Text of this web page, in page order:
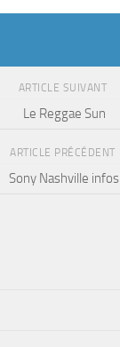
ARTICLE SUIVANT
Le Reggae Sun
ARTICLE PRÉCÉDENT
Sony Nashville infos